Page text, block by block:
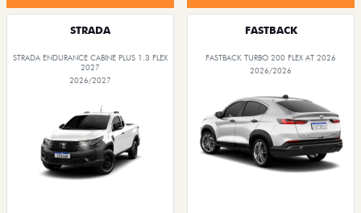
STRADA
STRADA ENDURANCE CABINE PLUS 1.3 FLEX
2027
2026/2027
FASTBACK
FASTBACK TURBO 200 FLEX AT 2026
2026/2026